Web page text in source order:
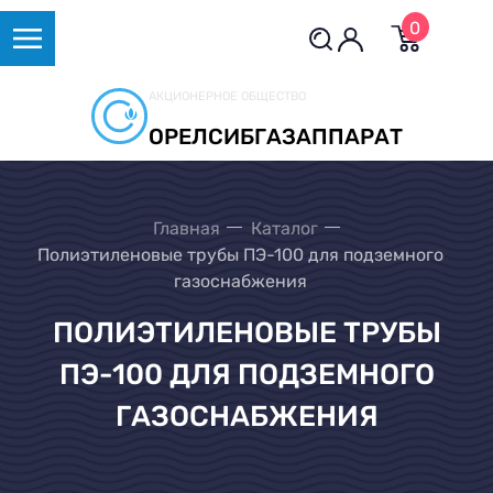
0
АКЦИОНЕРНОЕ ОБЩЕСТВО
ОРЕЛСИБГАЗАППАРАТ
Главная
Каталог
Полиэтиленовые трубы ПЭ-100 для подземного
газоснабжения
ПОЛИЭТИЛЕНОВЫЕ ТРУБЫ
ПЭ-100 ДЛЯ ПОДЗЕМНОГО
ГАЗОСНАБЖЕНИЯ